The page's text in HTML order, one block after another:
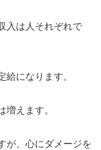
入は人それぞれで
になります。
増えます。
が、心にダメージを